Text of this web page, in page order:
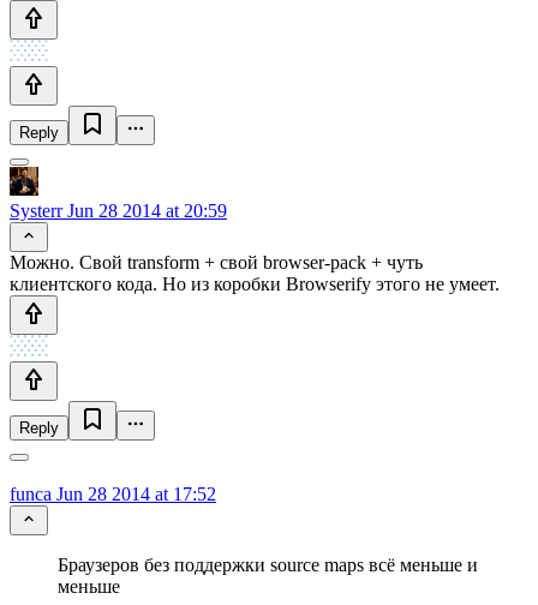
Reply
SysterrJun 28 2014 at 20:59
Можно. Свой transform + свой browser-pack + чуть
клиентского кода. Но из коробки Browserify этого не умеет.
Reply
funca Jun 28 2014 at 17:52
Браузеров без поддержки source maps всё меньше и
меньше